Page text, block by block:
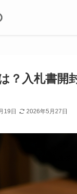
？入札書開
19日 2026年5月27日